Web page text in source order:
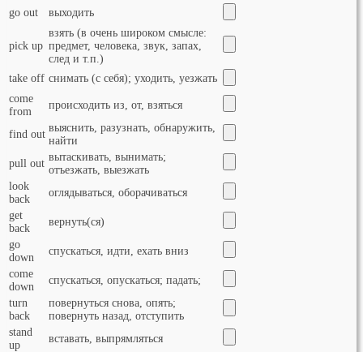
go out
выходить
pick up
взять (в очень широком смысле:
предмет, человека, звук, запах,
след и т.п.)
take off снимать (с себя); уходить, уезжать
come
from
происходить из, от, взяться
find out
выяснить, разузнать, обнаружить,
найти
pull out
вытаскивать, вынимать;
отъезжать, выезжать
look
back
оглядываться, оборачиваться
get
back
вернуть(ся)
go
down
спускаться, идти, ехать вниз
come
down
спускаться, опускаться; падать;
turn
back
повернуться снова, опять;
повернуть назад, отступить
stand
up
вставать, выпрямляться